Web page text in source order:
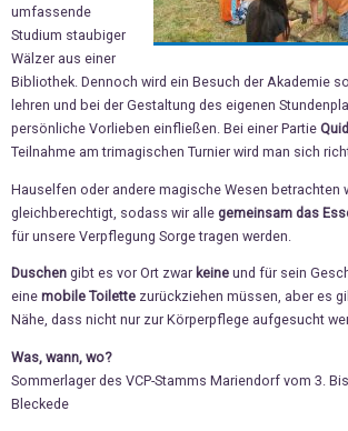
umfassende
Studium staubiger
Wälzer aus einer
Bibliothek. Dennoch wird ein Besuch der Akademie
lehren und bei der Gestaltung des eigenen
persönliche Vorlieben einfließen. Bei einer Partie
Teilnahme am trimagischen Turnier wird man sich
Hauselfen oder andere magische Wesen betrachten
gleichberechtigt, sodass wir alle gemeinsam das
für unsere Verpflegung Sorge tragen werden.
Duschen gibt es vor Ort zwar keine und für sein
eine mobile Toilette zurückziehen müssen, aber es
Nähe, dass nicht nur zur Körperpflege aufgesucht
Was, wann, wo?
Sommerlager des VCP-Stamms Mariendorf vom 3.
Bleckede